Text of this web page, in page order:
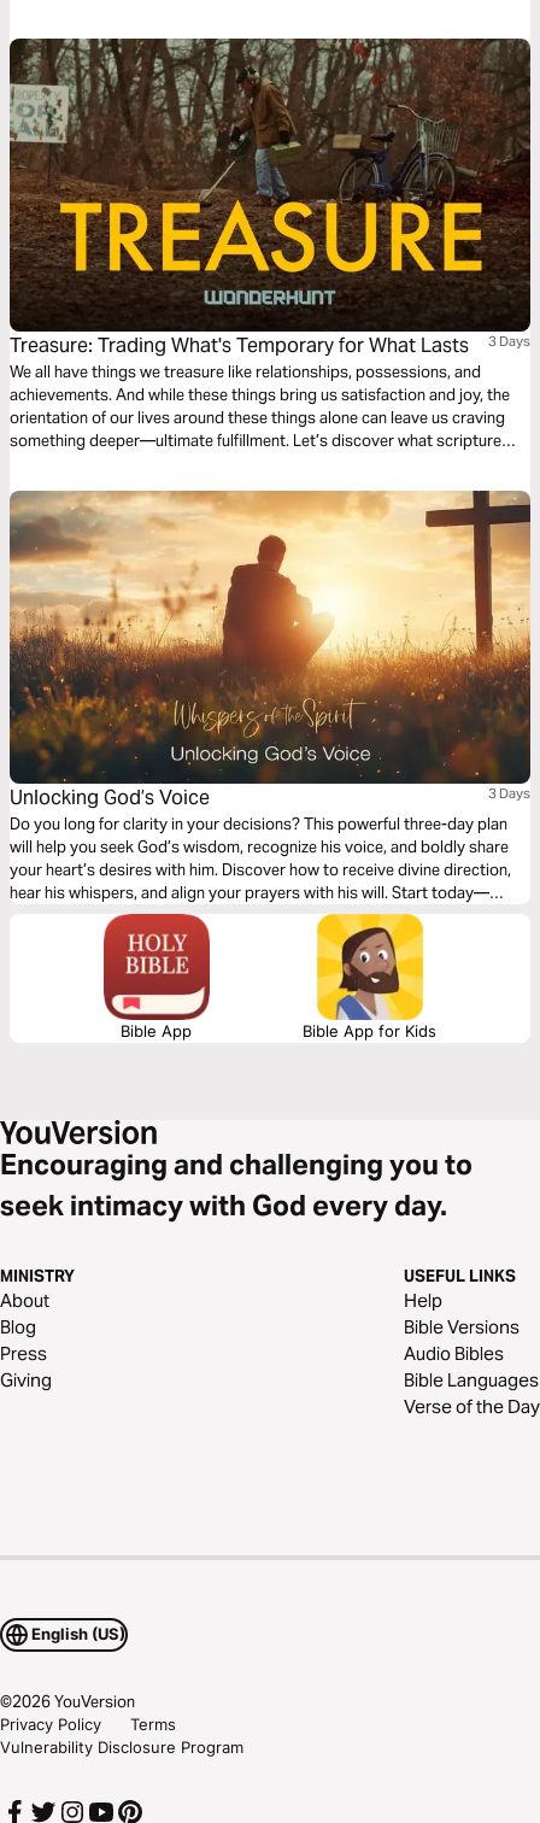
Treasure: Trading What's Temporary for What Lasts 3 Days
We all have things we treasure like relationships, possessions, and
achievements. And while these things bring us satisfaction and joy, the
orientation of our lives around these things alone can leave us craving
something deeper—ultimate fulfillment. Let’s discover what scripture
our desires, both now and into eternity.
Unlocking God’s Voice 3 Days
Do you long for clarity in your decisions? This powerful three-day plan
will help you seek God’s wisdom, recognize his voice, and boldly share
your heart’s desires with him. Discover how to receive divine direction,
hear his whispers, and align your prayers with his will. Start today—
because God is speaking, and he’s waiting for you to listen.
Bible App Bible App for Kids
Encouraging and challenging you to
seek intimacy with God every day.
MINISTRY
About
Blog
Press
Giving
USEFUL LINKS
Help
Bible Versions
Audio Bibles
Bible Languages
Verse of the Day
English (US)
©2026YouVersion
Privacy Policy
Terms
Vulnerability Disclosure Program